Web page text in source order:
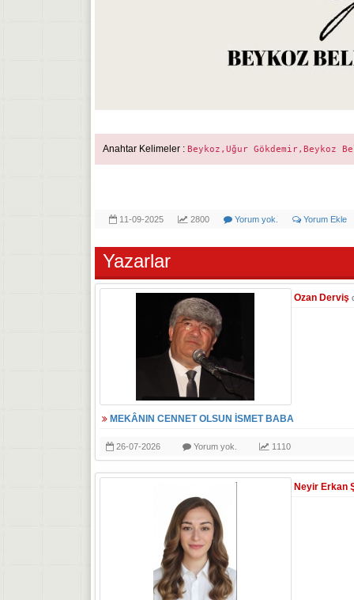
Anahtar Kelimeler : Beykoz,Uğur Gökdemir,Beykoz
11-09-2025 2800 Yorum yok. Yorum Ekle
Yazarlar
Ozan Derviş
MEKÂNIN CENNET OLSUN İSMET BABA
26-07-2026 Yorum yok. 1110
Neyir Erkan